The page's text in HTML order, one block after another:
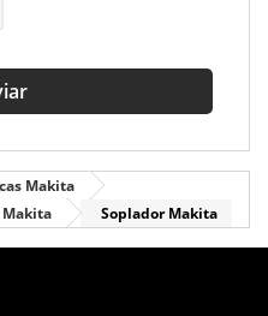
Makita
Makita
Soplador Makita